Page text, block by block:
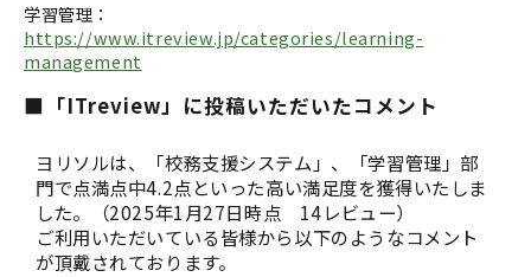
学習管理：
https://www.itreview.jp/categories/learning-
management
■「ITreview」に投稿いただいたコメント
ヨリソルは、「校務支援システム」、「学習管理」部
門で点満点中4.2点といった高い満足度を獲得いたしま
した。（2025年1月27日時点 14レビュー）
ご利用いただいている皆様から以下のようなコメント
が頂戴されております。